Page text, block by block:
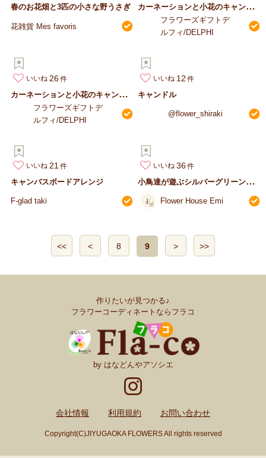
春のお花畑と3匹の小さな野うさぎ
花雑貨 Mes favoris
カ
ーネーションと小花のキャンバスボードアレンジ（BTY＆LL）
フラワーズギフトデ
ルフィ/DELPHI
いいね 26
カ
ーネーションと小花のキャンバスボードアレンジ（PE＆PK）
フラワーズギフトデ
ルフィ/DELPHI
いいね 12
キャンドル
@flower_shiraki
いいね 21
キャンバスボードアレンジ
F-glad taki
いいね 36
小
鳥達が遊ぶシルバーグリーンの壁掛け
Flower House Emi
<< < 8 9 > >>
作りたいが見つかる♪
フラワーコーディネートならフラコ
by はなどんやアソシエ
会社情報 利用規約 お問い合わせ
Copyright(C)JIYUGAOKA FLOWERS All rights reserved